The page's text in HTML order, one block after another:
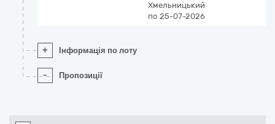
Хмельницький
по 25-07-2026
+ Інформація по лоту
- Пропозиції